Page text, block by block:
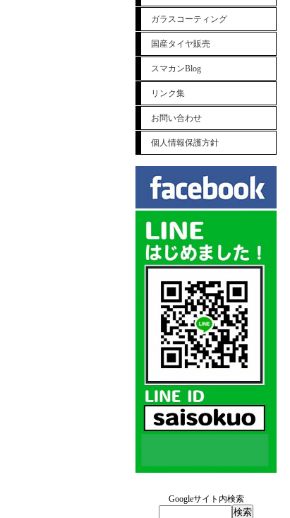
ガラスコーティング
国産タイヤ販売
スマカンBlog
リンク集
お問い合わせ
個人情報保護方針
Googleサイト内検索